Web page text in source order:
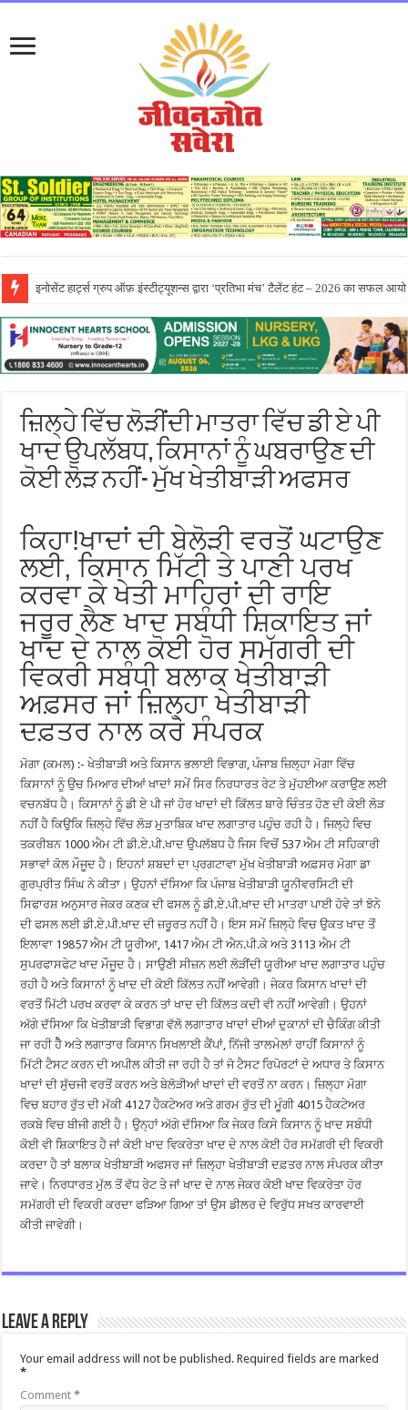
सीटी ग्रुप ने पांच दिवसीय आरंभ 2026 कार्येक्रम का भव्य समापन किया
ਜ਼ਿਲ੍ਹੇ ਵਿੱਚ ਲੋੜੀਂਦੀ ਮਾਤਰਾ ਵਿੱਚ ਡੀ ਏ ਪੀ
ਖਾਦ ਉਪਲੱਬਧ, ਕਿਸਾਨਾਂ ਨੂੰ ਘਬਰਾਉਣ ਦੀ
ਕੋਈ ਲੋੜ ਨਹੀਂ- ਮੁੱਖ ਖੇਤੀਬਾੜੀ ਅਫਸਰ
ਕਿਹਾ!ਖਾਦਾਂ ਦੀ ਬੇਲੋੜੀ ਵਰਤੋਂ ਘਟਾਉਣ
ਲਈ, ਕਿਸਾਨ ਮਿੱਟੀ ਤੇ ਪਾਣੀ ਪਰਖ
ਕਰਵਾ ਕੇ ਖੇਤੀ ਮਾਹਿਰਾਂ ਦੀ ਰਾਇ
ਜਰੂਰ ਲੈਣ ਖਾਦ ਸਬੰਧੀ ਸ਼ਿਕਾਇਤ ਜਾਂ
ਖਾਦ ਦੇ ਨਾਲ ਕੋਈ ਹੋਰ ਸਮੱਗਰੀ ਦੀ
ਵਿਕਰੀ ਸਬੰਧੀ ਬਲਾਕ ਖੇਤੀਬਾੜੀ
ਅਫ਼ਸਰ ਜਾਂ ਜ਼ਿਲ੍ਹਾ ਖੇਤੀਬਾੜੀ
ਦਫ਼ਤਰ ਨਾਲ ਕਰੋ ਸੰਪਰਕ
ਮੋਗਾ (ਕਮਲ) :- ਖੇਤੀਬਾੜੀ ਅਤੇ ਕਿਸਾਨ ਭਲਾਈ ਵਿਭਾਗ, ਪੰਜਾਬ ਜ਼ਿਲ੍ਹਾ ਮੋਗਾ ਵਿੱਚ
ਕਿਸਾਨਾਂ ਨੂੰ ਉਚ ਮਿਆਰ ਦੀਆਂ ਖਾਦਾਂ ਸਮੇਂ ਸਿਰ ਨਿਰਧਾਰਤ ਰੇਟ ਤੇ ਮੁੱਹਈਆ ਕਰਾਉਣ ਲਈ
ਵਚਨਬੱਧ ਹੈ। ਕਿਸਾਨਾਂ ਨੂੰ ਡੀ ਏ ਪੀ ਜਾਂ ਹੋਰ ਖਾਦਾਂ ਦੀ ਕਿੱਲਤ ਬਾਰੇ ਚਿੰਤਤ ਹੋਣ ਦੀ ਕੋਈ ਲੋੜ
ਨਹੀਂ ਹੈ ਕਿਉਕਿ ਜ਼ਿਲ੍ਹੇ ਵਿੱਚ ਲੋੜ ਮੁਤਾਬਿਕ ਖਾਦ ਲਗਾਤਾਰ ਪਹੁੰਚ ਰਹੀ ਹੈ। ਜਿਲ੍ਹੇ ਵਿਚ
ਤਕਰੀਬਨ 1000 ਐਮ ਟੀ ਡੀ.ਏ.ਪੀ.ਖਾਦ ਉਪਲੱਬਧ ਹੈ ਜਿਸ ਵਿਚੋਂ 537 ਐਮ ਟੀ ਸਹਿਕਾਰੀ
ਸਭਾਵਾਂ ਕੋਲ ਮੌਜੂਦ ਹੈ। ਇਹਨਾਂ ਸ਼ਬਦਾਂ ਦਾ ਪ੍ਰਗਟਾਵਾ ਮੁੱਖ ਖੇਤੀਬਾੜੀ ਅਫ਼ਸਰ ਮੋਗਾ ਡਾ
ਗੁਰਪ੍ਰੀਤ ਸਿੰਘ ਨੇ ਕੀਤਾ। ਉਹਨਾਂ ਦੱਸਿਆ ਕਿ ਪੰਜਾਬ ਖੇਤੀਬਾੜੀ ਯੂਨੀਵਰਸਿਟੀ ਦੀ
ਸਿਫਾਰਸ਼ ਅਨੁਸਾਰ ਜੇਕਰ ਕਣਕ ਦੀ ਫਸਲ ਨੂੰ ਡੀ.ਏ.ਪੀ.ਖਾਦ ਦੀ ਮਾਤਰਾ ਪਾਈ ਹੋਵੇ ਤਾਂ ਝੋਨੇ
ਦੀ ਫਸਲ ਲਈ ਡੀ.ਏ.ਪੀ.ਖਾਦ ਦੀ ਜ਼ਰੂਰਤ ਨਹੀਂ ਹੈ। ਇਸ ਸਮੇਂ ਜ਼ਿਲ੍ਹੇ ਵਿਚ ਉਕਤ ਖਾਦ ਤੋਂ
ਇਲਾਵਾ 19857 ਐਮ ਟੀ ਯੂਰੀਆ, 1417 ਐਮ ਟੀ ਐਨ.ਪੀ.ਕੇ ਅਤੇ 3113 ਐਮ ਟੀ
ਸੁਪਰਫਾਸਫੇਟ ਖਾਦ ਮੌਜੂਦ ਹੈ। ਸਾਉਣੀ ਸੀਜ਼ਨ ਲਈ ਲੋੜੀਂਦੀ ਯੂਰੀਆ ਖਾਦ ਲਗਾਤਾਰ ਪਹੁੰਚ
ਰਹੀ ਹੈ ਅਤੇ ਕਿਸਾਨਾਂ ਨੂੰ ਖਾਦ ਦੀ ਕੋਈ ਕਿੱਲਤ ਨਹੀਂ ਆਵੇਗੀ। ਜੇਕਰ ਕਿਸਾਨ ਖਾਦਾਂ ਦੀ
ਵਰਤੋਂ ਮਿੱਟੀ ਪਰਖ ਕਰਵਾ ਕੇ ਕਰਨ ਤਾਂ ਖਾਦ ਦੀ ਕਿੱਲਤ ਕਦੀ ਵੀ ਨਹੀਂ ਆਵੇਗੀ। ਉਹਨਾਂ
ਅੱਗੇ ਦੱਸਿਆ ਕਿ ਖੇਤੀਬਾੜੀ ਵਿਭਾਗ ਵੱਲੋ ਲਗਾਤਾਰ ਖਾਦਾਂ ਦੀਆਂ ਦੁਕਾਨਾਂ ਦੀ ਚੈਕਿੰਗ ਕੀਤੀ
ਜਾ ਰਹੀ ਹੈੈ ਅਤੇ ਲਗਾਤਾਰ ਕਿਸਾਨ ਸਿਖਲਾਈ ਕੈਂਪਾਂ, ਨਿੱਜੀ ਤਾਲਮੇਲਾਂ ਰਾਹੀਂ ਕਿਸਾਨਾਂ ਨੂੰ
ਮਿੱਟੀ ਟੈਸਟ ਕਰਨ ਦੀ ਅਪੀਲ ਕੀਤੀ ਜਾ ਰਹੀ ਹੈ ਤਾਂ ਜੋ ਟੈਸਟ ਰਿਪੋਰਟਾਂ ਦੇ ਅਧਾਰ ਤੇ ਕਿਸਾਨ
ਖਾਦਾਂ ਦੀ ਸੁੱਚਜੀ ਵਰਤੋਂ ਕਰਨ ਅਤੇ ਬੇਲੋੜੀਆਂ ਖਾਦਾਂ ਦੀ ਵਰਤੋਂ ਨਾ ਕਰਨ। ਜ਼ਿਲ੍ਹਾ ਮੋਗਾ
ਵਿਚ ਬਹਾਰ ਰੁੱਤ ਦੀ ਮੱਕੀ 4127 ਹੈਕਟੇਅਰ ਅਤੇ ਗਰਮ ਰੁੱਤ ਦੀ ਮੂੰਗੀ 4015 ਹੈਕਟੇਅਰ
ਰਕਬੇ ਵਿਚ ਬੀਜੀ ਗਈ ਹੈ। ਉਨ੍ਹਾਂ ਅੱਗੇ ਦੱਸਿਆ ਕਿ ਜੇਕਰ ਕਿਸੇ ਕਿਸਾਨ ਨੂੰ ਖਾਦ ਸਬੰਧੀ
ਕੋਈ ਵੀ ਸ਼ਿਕਾਇਤ ਹੈ ਜਾਂ ਕੋਈ ਖਾਦ ਵਿਕਰੇਤਾ ਖਾਦ ਦੇ ਨਾਲ ਕੋਈ ਹੋਰ ਸਮੱਗਰੀ ਦੀ ਵਿਕਰੀ
ਕਰਦਾ ਹੈ ਤਾਂ ਬਲਾਕ ਖੇਤੀਬਾੜੀ ਅਫਸਰ ਜਾਂ ਜ਼ਿਲ੍ਹਾ ਖੇਤੀਬਾੜੀ ਦਫ਼ਤਰ ਨਾਲ ਸੰਪਰਕ ਕੀਤਾ
ਜਾਵੇ। ਨਿਰਧਾਰਤ ਮੁੱਲ ਤੋਂ ਵੱਧ ਰੇਟ ਤੇ ਜਾਂ ਖਾਦ ਦੇ ਨਾਲ ਜੇਕਰ ਕੋਈ ਖਾਦ ਵਿਕਰੇਤਾ ਹੋਰ
ਸਮੱਗਰੀ ਦੀ ਵਿਕਰੀ ਕਰਦਾ ਫੜਿਆ ਗਿਆ ਤਾਂ ਉਸ ਡੀਲਰ ਦੇ ਵਿਰੁੱਧ ਸਖਤ ਕਾਰਵਾਈ
ਕੀਤੀ ਜਾਵੇਗੀ।
Leave a Reply
Your email address will not be published. Required fields are marked
*
Comment*